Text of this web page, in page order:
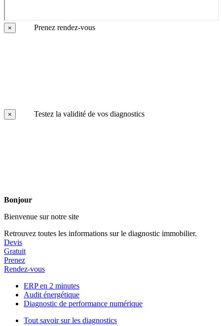
× Prenez rendez-vous
× Testez la validité de vos diagnostics
Bonjour
Bienvenue sur notre site
Retrouvez toutes les informations sur le diagnostic immobilier.
Devis
Gratuit
Prenez
Rendez-vous
ERP en 2 minutes
Audit énergétique
Diagnostic de performance numérique
Tout savoir sur les diagnostics